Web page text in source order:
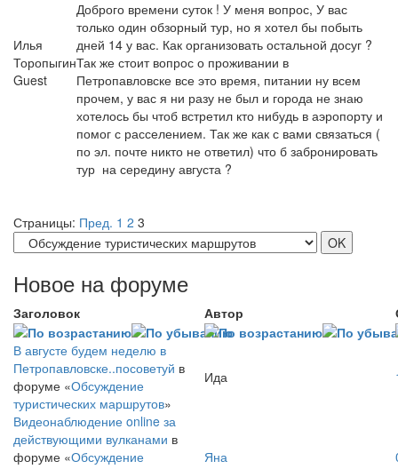
Илья
Торопыгин
Guest
Доброго времени суток ! У меня вопрос, У вас
только один обзорный тур, но я хотел бы побыть
дней 14 у вас. Как организовать остальной досуг ?
Так же стоит вопрос о проживании в
Петропавловске все это время, питании ну всем
прочем, у вас я ни разу не был и города не знаю
хотелось бы чтоб встретил кто нибудь в аэропорту и
помог с расселением. Так же как с вами связаться (
по эл. почте никто не ответил) что б забронировать
тур на середину августа ?
Страницы: Пред. 1 2 3
Новое на форуме
Заголовок Автор
В августе будем неделю в
Петропавловске..посоветуй в
форуме «Обсуждение
туристических маршрутов»
Ида
Видеонаблюдение online за
действующими вулканами в
форуме «Обсуждение
Яна